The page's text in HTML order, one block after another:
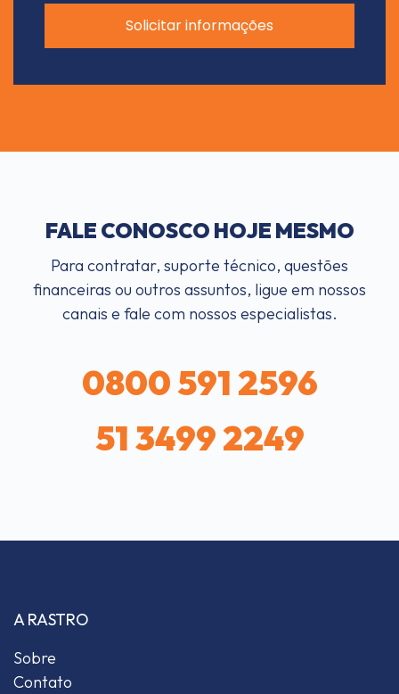
Solicitar informações
FALE CONOSCO HOJE MESMO
Para contratar, suporte técnico, questões
financeiras ou outros assuntos, ligue em nossos
canais e fale com nossos especialistas.
0800 591 2596
51 3499 2249
A RASTRO
Sobre
Contato